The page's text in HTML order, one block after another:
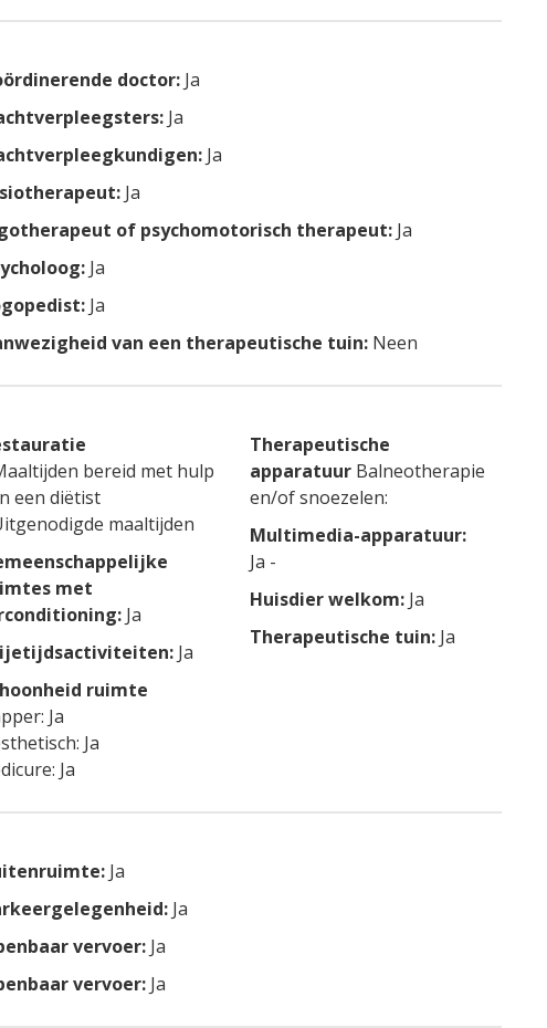
doctor: Ja
Ja
Ja
Ja
of psychomotorisch therapeut: Ja
Ja
Ja
van een therapeutische tuin: Neen
bereid met hulp
een diëtist
maaltijden
met
Ja
Ja
ruimte
Ja
Ja
Ja
Therapeutische
apparatuurBalneotherapie
en/of snoezelen:
Multimedia-apparatuur:
Ja -
Huisdier welkom:Ja
Therapeutische tuin:Ja
Ja
Ja
vervoer: Ja
vervoer: Ja